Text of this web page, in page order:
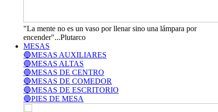
"La mente no es un vaso por llenar sino una lámpara por
encender"...Plutarco
MESAS
🔵MESAS AUXILIARES
🔵MESAS ALTAS
🔵MESAS DE CENTRO
🔵MESAS DE COMEDOR
🔵MESAS DE ESCRITORIO
🔵PIES DE MESA